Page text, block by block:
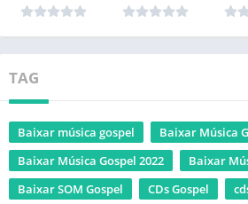
TAG
Baixar música gospel
Baixar Música
Baixar Música Gospel 2022
Baixar
Baixar SOM Gospel
CDs Gospel